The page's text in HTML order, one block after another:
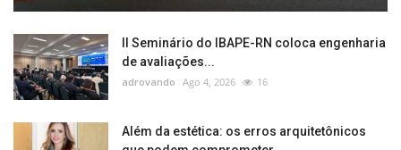
II Seminário do IBAPE-RN coloca engenharia
de avaliações...
adrovando Ago 4, 2026 16
Além da estética: os erros arquitetônicos